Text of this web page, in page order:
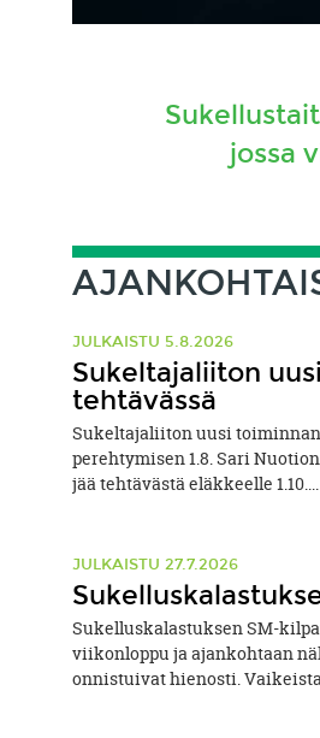
jossa
JULKAISTU 5.8.2026
Sukeltajaliiton
tehtävässä
Sukeltajaliiton uusi
perehtymisen 1.8. Sari
jää tehtävästä eläkkeelle 1.10....
JULKAISTU 27.7.2026
Sukelluskalastuksen SM-
viikonloppu ja ajankohtaan
onnistuivat hienosti.